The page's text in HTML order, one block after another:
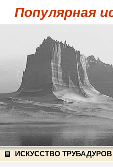
Популярная
ИСКУССТВО ТРУБАДУРОВ